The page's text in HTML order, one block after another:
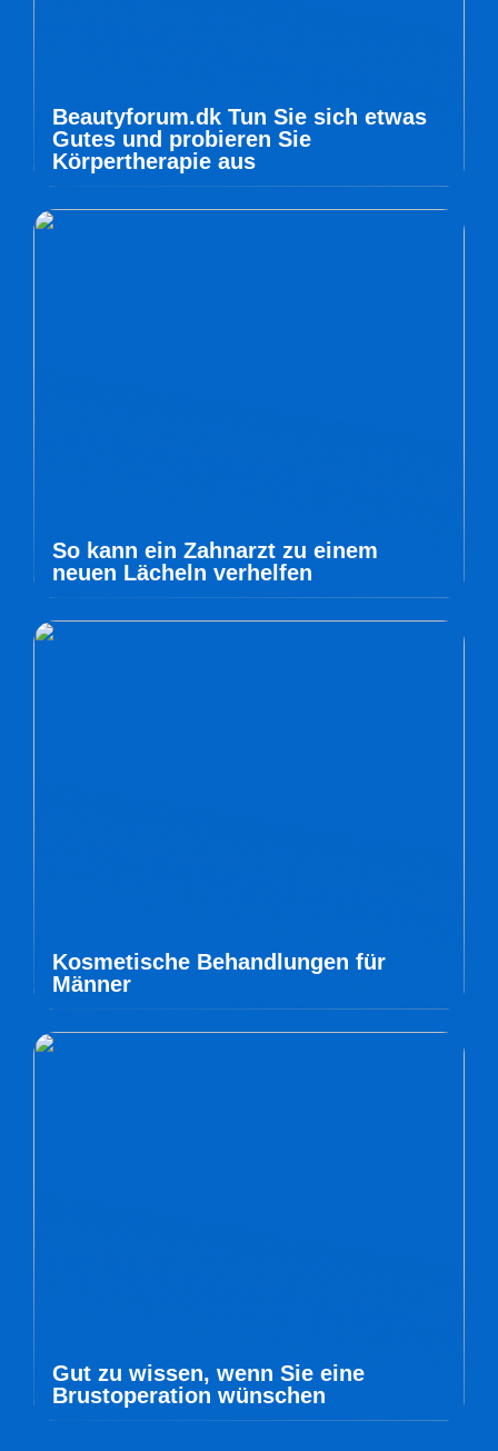
Beautyforum.dk Tun Sie sich etwas
Gutes und probieren Sie
Körpertherapie aus
So kann ein Zahnarzt zu einem
neuen Lächeln verhelfen
Kosmetische Behandlungen für
Männer
Gut zu wissen, wenn Sie eine
Brustoperation wünschen